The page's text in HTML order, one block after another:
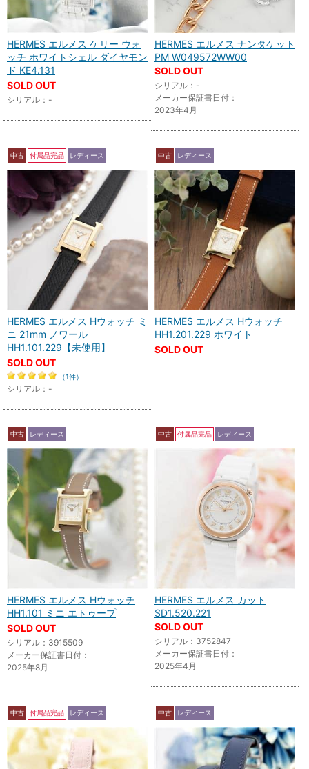
HERMES エルメス ケリー ウォ
ッチ ホワイトシェル ダイヤモン
ド KE4.131
SOLD OUT
シリアル：-
HERMES エルメス ナンタケット
PM W049572WW00
SOLD OUT
シリアル：-
メーカー保証書日付：
2023年4月
中古 付属品完品 レディース
HERMES エルメス Hウォッチ ミ
ニ 21mm ノワール
HH1.101.229【未使用】
SOLD OUT
（1件）
シリアル：-
中古 レディース
HERMES エルメス Hウォッチ
HH1.201.229 ホワイト
SOLD OUT
中古 レディース
HERMES エルメス Hウォッチ
HH1.101 ミニ エトゥープ
SOLD OUT
シリアル：3915509
メーカー保証書日付：
2025年8月
中古 付属品完品 レディース
HERMES エルメス カット
SD1.520.221
SOLD OUT
シリアル：3752847
メーカー保証書日付：
2025年4月
中古 付属品完品 レディース 中古 レディース